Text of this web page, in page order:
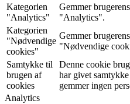
Kategorien
"Analytics"
Gemmer
"Analytics".
Kategorien
"Nødvendige
cookies"
Gemmer
"Nødvendige
Samtykke til
brugen af
cookies
Denne cookie
har givet
gemmer ingen
Analytics